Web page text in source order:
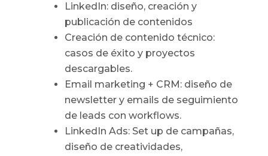
LinkedIn: diseño, creación y
publicación de contenidos
Creación de contenido técnico:
casos de éxito y proyectos
descargables.
Email marketing + CRM: diseño de
newsletter y emails de seguimiento
de leads con workflows.
LinkedIn Ads: Set up de campañas,
diseño de creatividades,